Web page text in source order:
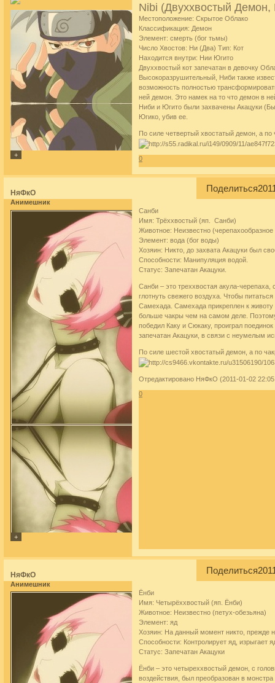
Nibi (Двуххвостый Демон,
Местоположение: Скрытое Облако
Классификация: Демон
Элемент: смерть (бог тьмы)
Число Хвостов: Ни (Два) Тип: Кот
Находится внутри: Нии Югито
Двуххвостый кот запечатан в девочку
Высокоразрушительный, Ниби также
возможность полностью
ней демон. Это намек на то что демон в
Ниби и Югито были захвачены Акацуки
Югико, убив ее.
По силе четвертый хвостатый демон, а по
0
Поделиться
НяФкО
Анимешник
Санби
Имя: Трёххвостый (яп. Санби)
Животное: Неизвестно
Элемент: вода (бог воды)
Хозяин: Никто, до захвата Акацуки был
Способности: Манипуляция водой.
Статус: Запечатан Акацуки.
Санби – это треххвостая акула-
глотнуть свежего воздуха. Чтобы
Самехада. Самехада прикреплен к животу
больше чакры чем на самом деле.
победил Каку и Сюкаку, проиграл
запечатан Акацуки, в связи с неумелым
По силе шестой хвостатый демон, а по
Отредактировано НяФкО (2011-01-02
0
Поделиться
НяФкО
Анимешник
Ёнби
Имя: Четырёххвостый (яп. Ёнби)
Животное: Неизвестно (петух-обезьяна)
Элемент: яд
Хозяин: На данный момент никто, прежде
Способности: Контролирует яд, изрыгает
Статус: Запечатан Акацуки
Ёнби – это четыреххвостый демон, с
воздействия, был преобразован в